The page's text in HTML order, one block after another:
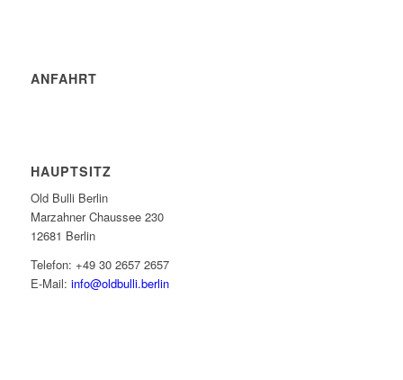
ANFAHRT
HAUPTSITZ
Old Bulli Berlin
Marzahner Chaussee 230
12681 Berlin
Telefon: +49 30 2657 2657
E-Mail: info@oldbulli.berlin